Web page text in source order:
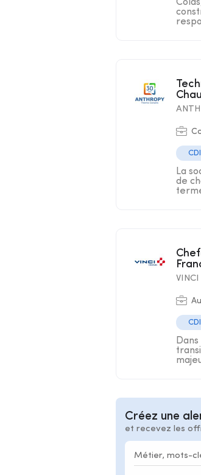
Technico-Commercial France Fabricant Accessoires
CDI
La
de
Chef(fe) de projet Formation - Academy VINCI Energies en
CDI
Créez une
et recevez les